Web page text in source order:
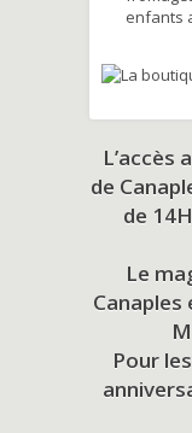
enfants
L’accès
de
de
Le
Pour